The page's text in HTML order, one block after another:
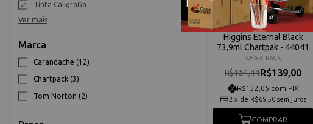
Tinta Caligrafia
Ver mais
Marca
Carandache (12)
Chartpack (3)
Tom Norton (2)
Tinta para Desenho
Higgins Eternal Black
73,9ml Chartpak - 44041
CHARTPACK
R$154,44R$139,00
R$132,05 com PIX
2 x de R$69,50 sem juros
COMPRAR